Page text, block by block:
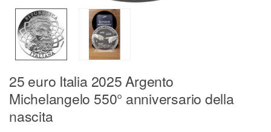
25 euro Italia 2025 Argento
Michelangelo 550° anniversario della
nascita